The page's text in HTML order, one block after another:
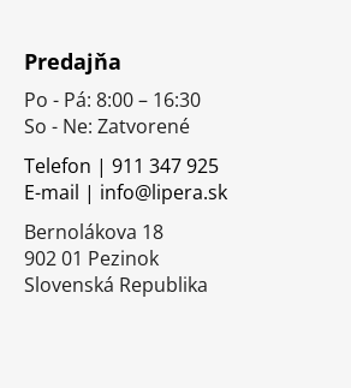
Predajňa
Po - Pá: 8:00 – 16:30
So - Ne: Zatvorené
Telefon | 911 347 925
E-mail | info@lipera.sk
Bernolákova 18
902 01 Pezinok
Slovenská Republika